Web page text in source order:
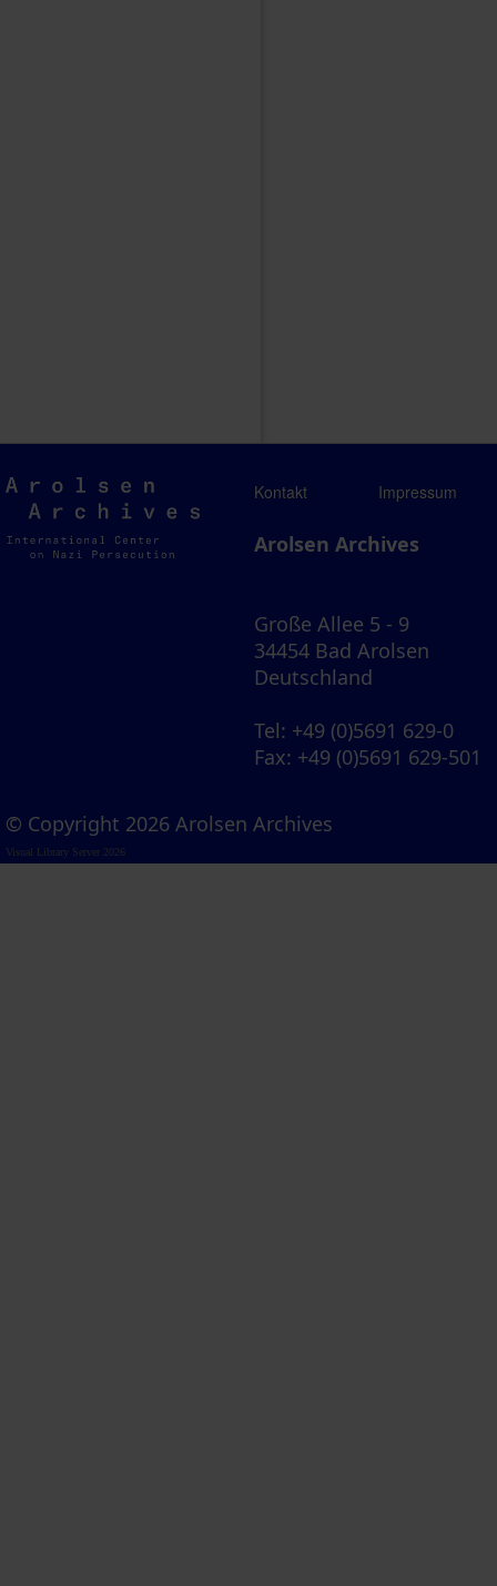
Arolsen
Archives
Kontakt Impressum
Arolsen Archives
Große Allee 5 - 9
34454 Bad Arolsen
Deutschland
Tel: +49 (0)5691 629-0
Fax: +49 (0)5691 629-501
© Copyright 2026 Arolsen Archives
Visual Library Server 2026